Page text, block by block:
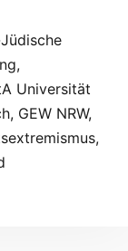
Universität
GEW NRW,